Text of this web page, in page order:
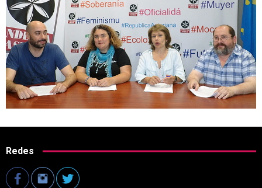
Redes